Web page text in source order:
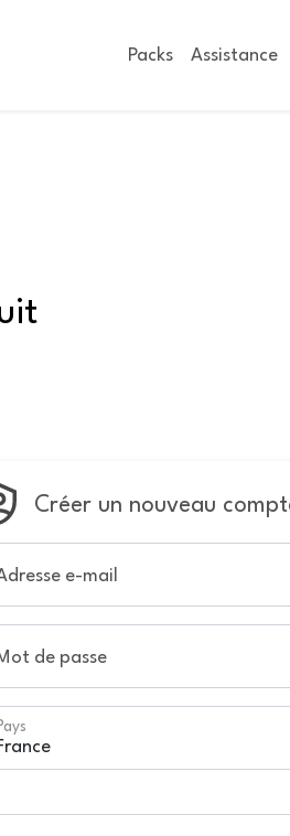
Packs Assistance
Créer un nouveau
e-mail
de passe